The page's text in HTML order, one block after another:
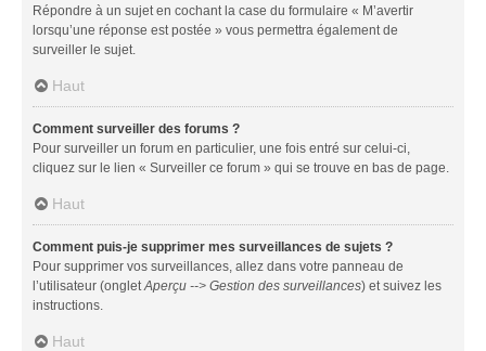
Répondre à un sujet en cochant la case du formulaire « M’avertir
lorsqu’une réponse est postée » vous permettra également de
surveiller le sujet.
Haut
Comment surveiller des forums ?
Pour surveiller un forum en particulier, une fois entré sur celui-ci,
cliquez sur le lien « Surveiller ce forum » qui se trouve en bas de page.
Haut
Comment puis-je supprimer mes surveillances de sujets ?
Pour supprimer vos surveillances, allez dans votre panneau de
l’utilisateur (ongletAperçu --> Gestion des surveillances) et suivez les
instructions.
Haut